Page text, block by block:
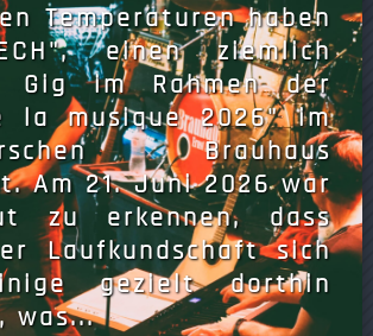
Temperaturen haben
einen ziemlich
Gig im Rahmen der
la musique 2026" im
Brauhaus
Am 21. Juni 2026 war
zu erkennen, dass
Laufkundschaft sich
gezielt dorthin
was...